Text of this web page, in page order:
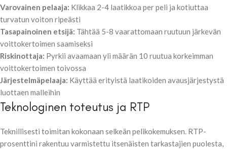
Varovainen pelaaja: Klikkaa 2-4 laatikkoa per peli ja kotiuttaa
turvatun voiton ripeästi
Tasapainoinen etsijä: Tähtää 5-8 vaarattomaan ruutuun järkevän
voittokertoimen saamiseksi
Riskinottaja: Pyrkii avaamaan yli määrän 10 ruutua korkeimman
voittokertoimen toivossa
Järjestelmäpelaaja: Käyttää erityistä laatikoiden avausjärjestystä
luottaen malleihin
Teknologinen toteutus ja RTP
Teknillisesti toimitan kokonaan selkeän pelikokemuksen. RTP-
prosenttini rakentuu varmistettu itsenäisten tarkastajien puolesta,